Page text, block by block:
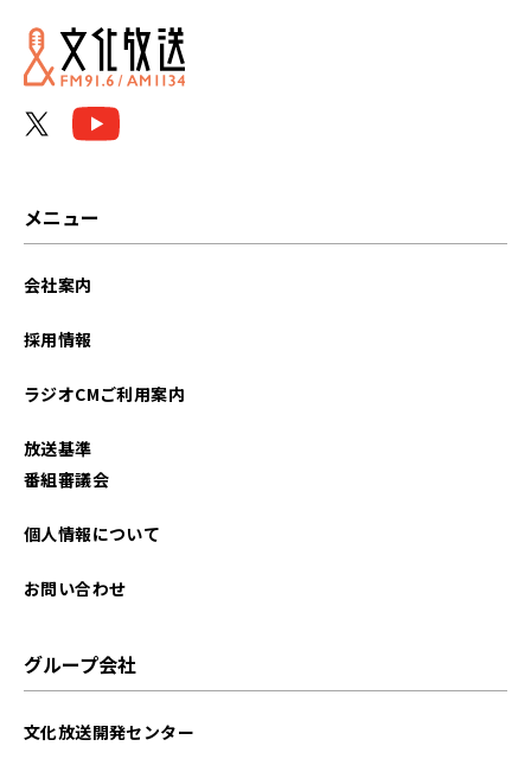
2026年04月
2023年11月
2023年08月
メニュー
会社案内
採用情報
ラジオCMご利用案内
放送基準
番組審議会
個人情報について
お問い合わせ
グループ会社
文化放送開発センター